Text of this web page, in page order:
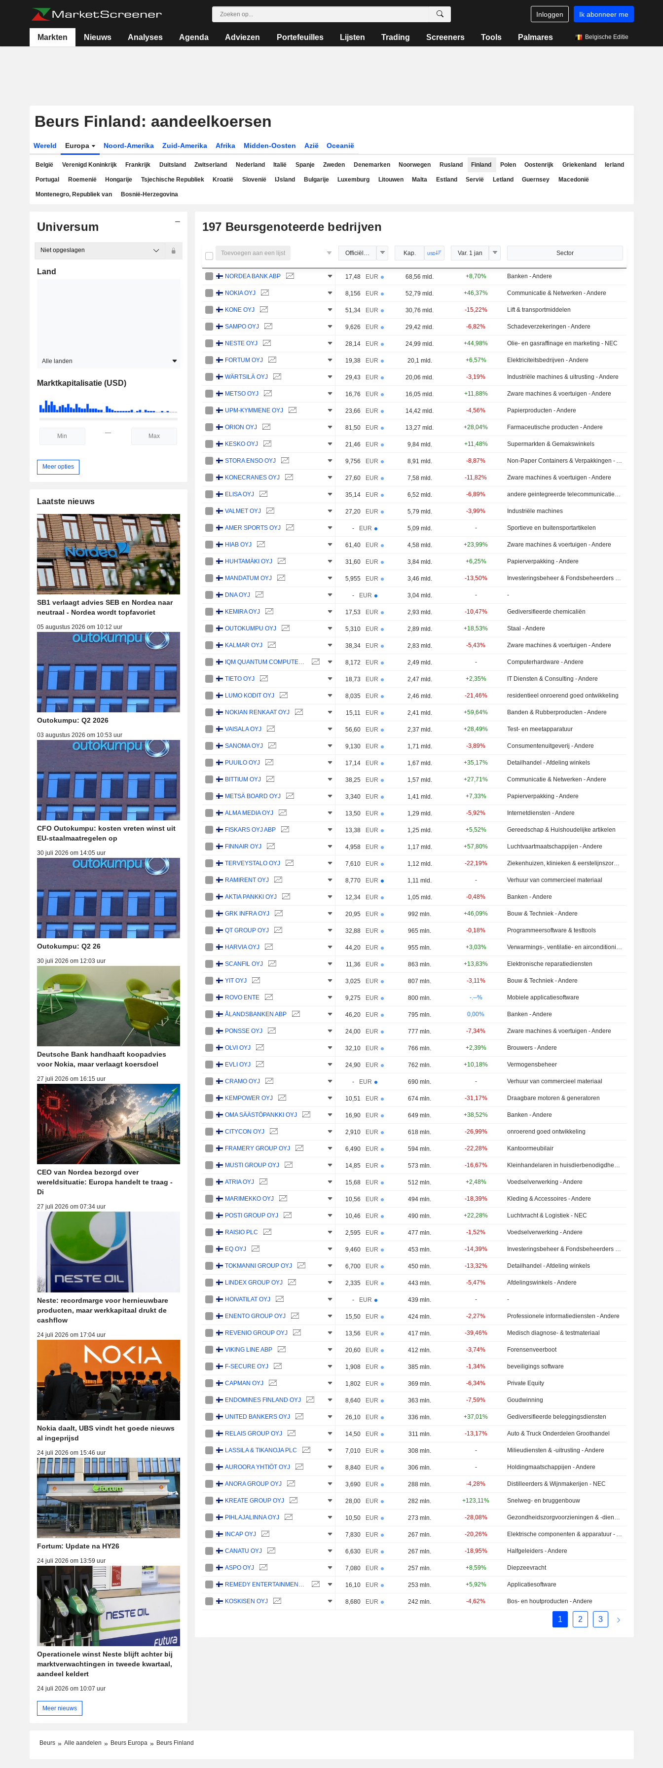
Inloggen Ik abonneer me
Markten Nieuws Analyses Agenda Adviezen Portefeuilles Lijsten Trading Screeners Tools Palmares Belgische Editie
Beurs Finland: aandeelkoersen
Wereld Europa Noord-Amerika Zuid-Amerika Afrika Midden-Oosten Azië Oceanië
België Verenigd Koninkrijk Frankrijk Duitsland Zwitserland Nederland Italië Spanje Zweden Denemarken Noorwegen Rusland Finland Polen Oostenrijk Griekenland Ierland
Portugal Roemenië Hongarije Tsjechische Republiek Kroatië Slovenië IJsland Bulgarije Luxemburg Litouwen Malta Estland Servië Letland Guernsey Macedonië
Montenegro, Republiek van Bosnië-Herzegovina
Universum
Niet opgeslagen
Land
Alle landen
Marktkapitalisatie (USD)
—
Meer opties
Laatste nieuws
SB1 verlaagt advies SEB en Nordea naar
neutraal - Nordea wordt topfavoriet
05 augustus 2026 om 10:12 uur
Outokumpu: Q2 2026
03 augustus 2026 om 10:53 uur
CFO Outokumpu: kosten vreten winst uit
EU-staalmaatregelen op
30 juli 2026 om 14:05 uur
Outokumpu: Q2 26
30 juli 2026 om 12:03 uur
Deutsche Bank handhaaft koopadvies
voor Nokia, maar verlaagt koersdoel
27 juli 2026 om 16:15 uur
CEO van Nordea bezorgd over
wereldsituatie: Europa handelt te traag -
Di
27 juli 2026 om 07:34 uur
Neste: recordmarge voor hernieuwbare
producten, maar werkkapitaal drukt de
cashflow
24 juli 2026 om 17:04 uur
Nokia daalt, UBS vindt het goede nieuws
al ingeprijsd
24 juli 2026 om 15:46 uur
Fortum: Update na HY26
24 juli 2026 om 13:59 uur
Operationele winst Neste blijft achter bij
marktverwachtingen in tweede kwartaal,
aandeel keldert
24 juli 2026 om 10:07 uur
Meer nieuws
197 Beursgenoteerde bedrijven
Toevoegen aan een lijst Officiële koers Kap. USD Var. 1 jan Sector
NORDEA BANK ABP 17,48 EUR 68,56 mld. +8,70% Banken - Andere
NOKIA OYJ 8,156 EUR 52,79 mld. +46,37% Communicatie & Netwerken - Andere
KONE OYJ 51,34 EUR 30,76 mld. -15,22% Lift & transportmiddelen
SAMPO OYJ 9,626 EUR 29,42 mld. -6,82% Schadeverzekeringen - Andere
NESTE OYJ 28,14 EUR 24,99 mld. +44,98% Olie- en gasraffinage en marketing - NEC
FORTUM OYJ 19,38 EUR 20,1 mld. +6,57% Elektriciteitsbedrijven - Andere
WÄRTSILÄ OYJ 29,43 EUR 20,06 mld. -3,19% Industriële machines & uitrusting - Andere
METSO OYJ 16,76 EUR 16,05 mld. +11,88% Zware machines & voertuigen - Andere
UPM-KYMMENE OYJ 23,66 EUR 14,42 mld. -4,56% Papierproducten - Andere
ORION OYJ 81,50 EUR 13,27 mld. +28,04% Farmaceutische producten - Andere
KESKO OYJ 21,46 EUR 9,84 mld. +11,48% Supermarkten & Gemakswinkels
STORA ENSO OYJ 9,756 EUR 8,91 mld. -8,87% Non-Paper Containers & Verpakkingen - Andere
KONECRANES OYJ 27,60 EUR 7,58 mld. -11,82% Zware machines & voertuigen - Andere
ELISA OYJ 35,14 EUR 6,52 mld. -6,89% andere geintegreerde telecommunicatiediensten
VALMET OYJ 27,20 EUR 5,79 mld. -3,99% Industriële machines
AMER SPORTS OYJ - EUR 5,09 mld. - Sportieve en buitensportartikelen
HIAB OYJ 61,40 EUR 4,58 mld. +23,99% Zware machines & voertuigen - Andere
HUHTAMÄKI OYJ 31,60 EUR 3,84 mld. +6,25% Papierverpakking - Andere
MANDATUM OYJ 5,955 EUR 3,46 mld. -13,50% Investeringsbeheer & Fondsbeheerders - Andere
DNA OYJ - EUR 3,04 mld. - -
KEMIRA OYJ 17,53 EUR 2,93 mld. -10,47% Gediversifieerde chemicaliën
OUTOKUMPU OYJ 5,310 EUR 2,89 mld. +18,53% Staal - Andere
KALMAR OYJ 38,34 EUR 2,83 mld. -5,43% Zware machines & voertuigen - Andere
IQM QUANTUM COMPUTERS OYJ 8,172 EUR 2,49 mld. - Computerhardware - Andere
TIETO OYJ 18,73 EUR 2,47 mld. +2,35% IT Diensten & Consulting - Andere
LUMO KODIT OYJ 8,035 EUR 2,46 mld. -21,46% residentieel onroerend goed ontwikkeling
NOKIAN RENKAAT OYJ 15,11 EUR 2,41 mld. +59,64% Banden & Rubberproducten - Andere
VAISALA OYJ 56,60 EUR 2,37 mld. +28,49% Test- en meetapparatuur
SANOMA OYJ 9,130 EUR 1,71 mld. -3,89% Consumentenuitgeverij - Andere
PUUILO OYJ 17,14 EUR 1,67 mld. +35,17% Detailhandel - Afdeling winkels
BITTIUM OYJ 38,25 EUR 1,57 mld. +27,71% Communicatie & Netwerken - Andere
METSÄ BOARD OYJ 3,340 EUR 1,41 mld. +7,33% Papierverpakking - Andere
ALMA MEDIA OYJ 13,50 EUR 1,29 mld. -5,92% Internetdiensten - Andere
FISKARS OYJ ABP 13,38 EUR 1,25 mld. +5,52% Gereedschap & Huishoudelijke artikelen
FINNAIR OYJ 4,958 EUR 1,17 mld. +57,80% Luchtvaartmaatschappijen - Andere
TERVEYSTALO OYJ 7,610 EUR 1,12 mld. -22,19% Ziekenhuizen, klinieken & eerstelijnszorgdiensten
RAMIRENT OYJ 8,770 EUR 1,11 mld. - Verhuur van commercieel materiaal
AKTIA PANKKI OYJ 12,34 EUR 1,05 mld. -0,48% Banken - Andere
GRK INFRA OYJ 20,95 EUR 992 mln. +46,09% Bouw & Techniek - Andere
QT GROUP OYJ 32,88 EUR 965 mln. -0,18% Programmeersoftware & testtools
HARVIA OYJ 44,20 EUR 955 mln. +3,03% Verwarmings-, ventilatie- en airconditioningsystemen
SCANFIL OYJ 11,36 EUR 863 mln. +13,83% Elektronische reparatiediensten
YIT OYJ 3,025 EUR 807 mln. -3,11% Bouw & Techniek - Andere
ROVO ENTE 9,275 EUR 800 mln. -.--% Mobiele applicatiesoftware
ÅLANDSBANKEN ABP 46,20 EUR 795 mln. 0,00% Banken - Andere
PONSSE OYJ 24,00 EUR 777 mln. -7,34% Zware machines & voertuigen - Andere
OLVI OYJ 32,10 EUR 766 mln. +2,39% Brouwers - Andere
EVLI OYJ 24,90 EUR 762 mln. +10,18% Vermogensbeheer
CRAMO OYJ - EUR 690 mln. - Verhuur van commercieel materiaal
KEMPOWER OYJ 10,51 EUR 674 mln. -31,17% Draagbare motoren & generatoren
OMA SÄÄSTÖPANKKI OYJ 16,90 EUR 649 mln. +38,52% Banken - Andere
CITYCON OYJ 2,910 EUR 618 mln. -26,99% onroerend goed ontwikkeling
FRAMERY GROUP OYJ 6,490 EUR 594 mln. -22,28% Kantoormeubilair
MUSTI GROUP OYJ 14,85 EUR 573 mln. -16,67% Kleinhandelaren in huisdierbenodigdheden
ATRIA OYJ 15,68 EUR 512 mln. +2,48% Voedselverwerking - Andere
MARIMEKKO OYJ 10,56 EUR 494 mln. -18,39% Kleding & Accessoires - Andere
POSTI GROUP OYJ 10,46 EUR 490 mln. +22,28% Luchtvracht & Logistiek - NEC
RAISIO PLC 2,595 EUR 477 mln. -1,52% Voedselverwerking - Andere
EQ OYJ 9,460 EUR 453 mln. -14,39% Investeringsbeheer & Fondsbeheerders - Andere
TOKMANNI GROUP OYJ 6,700 EUR 450 mln. -13,32% Detailhandel - Afdeling winkels
LINDEX GROUP OYJ 2,335 EUR 443 mln. -5,47% Afdelingswinkels - Andere
HOIVATILAT OYJ - EUR 439 mln. - -
ENENTO GROUP OYJ 15,50 EUR 424 mln. -2,27% Professionele informatiediensten - Andere
REVENIO GROUP OYJ 13,56 EUR 417 mln. -39,46% Medisch diagnose- & testmateriaal
VIKING LINE ABP 20,60 EUR 412 mln. -3,74% Forensenveerboot
F-SECURE OYJ 1,908 EUR 385 mln. -1,34% beveiligings software
CAPMAN OYJ 1,802 EUR 369 mln. -6,34% Private Equity
ENDOMINES FINLAND OYJ 8,640 EUR 363 mln. -7,59% Goudwinning
UNITED BANKERS OYJ 26,10 EUR 336 mln. +37,01% Gediversifieerde beleggingsdiensten
RELAIS GROUP OYJ 14,50 EUR 311 mln. -13,17% Auto & Truck Onderdelen Groothandel
LASSILA & TIKANOJA PLC 7,010 EUR 308 mln. - Milieudiensten & -uitrusting - Andere
AUROORA YHTIÖT OYJ 8,840 EUR 306 mln. - Holdingmaatschappijen - Andere
ANORA GROUP OYJ 3,690 EUR 288 mln. -4,28% Distilleerders & Wijnmakerijen - NEC
KREATE GROUP OYJ 28,00 EUR 282 mln. +123,11% Snelweg- en bruggenbouw
PIHLAJALINNA OYJ 10,50 EUR 273 mln. -28,08% Gezondheidszorgvoorzieningen & -diensten - Andere
INCAP OYJ 7,830 EUR 267 mln. -20,26% Elektrische componenten & apparatuur - Andere
CANATU OYJ 6,630 EUR 267 mln. -18,95% Halfgeleiders - Andere
ASPO OYJ 7,080 EUR 257 mln. +8,59% Diepzeevracht
REMEDY ENTERTAINMENT OYJ 16,10 EUR 253 mln. +5,92% Applicatiesoftware
KOSKISEN OYJ 8,680 EUR 242 mln. -4,62% Bos- en houtproducten - Andere
1 2 3
Beurs Alle aandelen Beurs Europa Beurs Finland